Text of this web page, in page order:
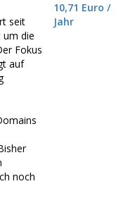
seit
um die
Fokus
auf
noch
10,71 Euro /
Jahr